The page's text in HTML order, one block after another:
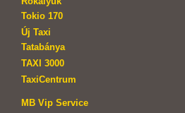
Tokio 170
Új Taxi
Tatabánya
TAXI 3000
TaxiCentrum
MB Vip Service